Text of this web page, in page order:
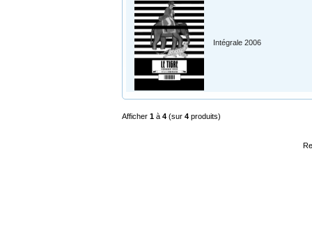
Intégrale 2006
Afficher 1 à 4 (sur 4 produits)